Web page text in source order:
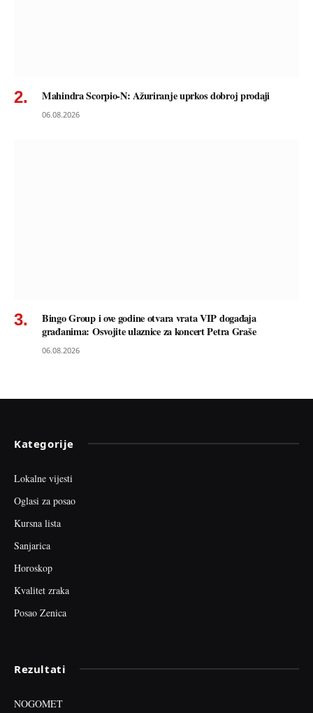
Mahindra Scorpio-N: Ažuriranje uprkos dobroj prodaji
06.08.2026
Bingo Group i ove godine otvara vrata VIP događaja
građanima: Osvojite ulaznice za koncert Petra Graše
06.08.2026
Kategorije
Lokalne vijesti
Oglasi za posao
Kursna lista
Sanjarica
Horoskop
Kvalitet zraka
Posao Zenica
Rezultati
NOGOMET